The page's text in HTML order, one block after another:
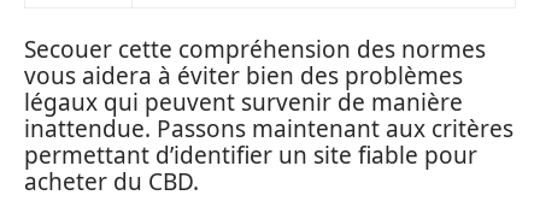
Secouer cette compréhension des normes
vous aidera à éviter bien des problèmes
légaux qui peuvent survenir de manière
inattendue. Passons maintenant aux critères
permettant d’identifier un site fiable pour
acheter du CBD.